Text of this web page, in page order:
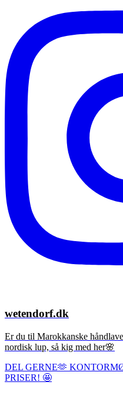
wetendorf.dk
Er du til Marokkanske
nordisk lup, så kig med her🌸
DEL GERNE🫶
PRISER! 🤩